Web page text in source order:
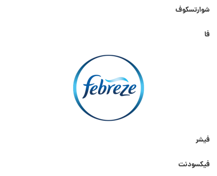
شوارتسکوف
فا
فیشر
فیکسودنت